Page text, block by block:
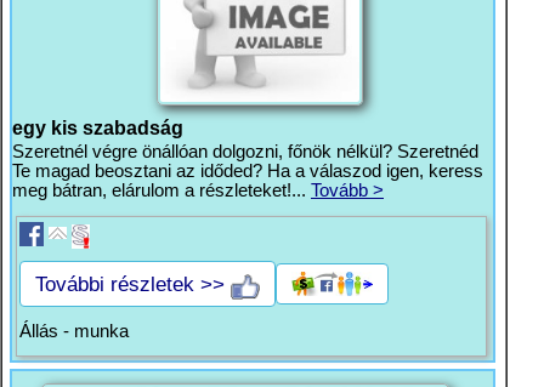
egy kis szabadság
Szeretnél végre önállóan dolgozni, főnök nélkül? Szeretnéd
Te magad beosztani az időded? Ha a válaszod igen, keress
meg bátran, elárulom a részleteket!... Tovább >
További részletek >>
Állás - munka